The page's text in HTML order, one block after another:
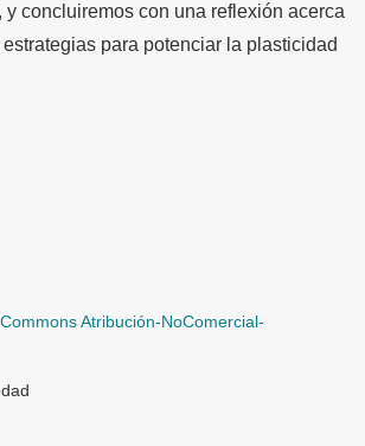
concluiremos con una reflexión acerca
para potenciar la plasticidad
Atribución-NoComercial-